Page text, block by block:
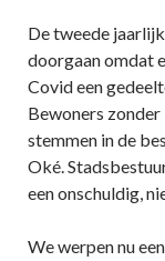
De tweede
doorgaan omdat
Covid een
Bewoners
stemmen in de
Oké.
een onschuldig,
We werpen nu